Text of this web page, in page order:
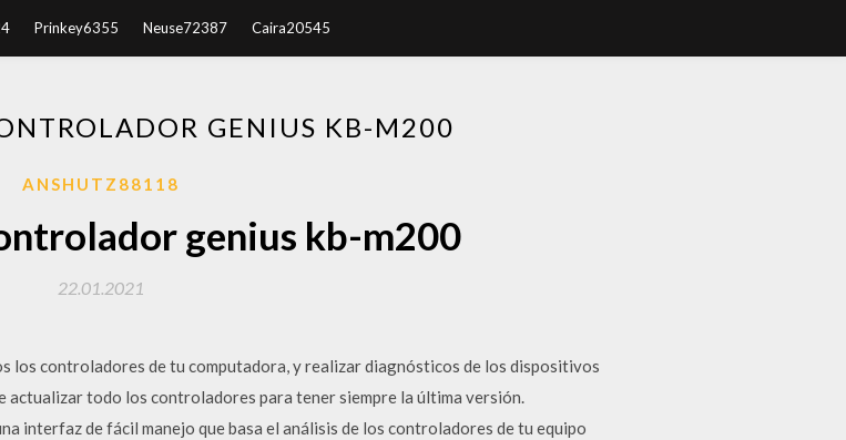
Prinkey6355 Neuse72387 Caira20545
GENIUS KB-M200
ANSHUTZ88118
genius kb-m200
22.01.2021
los controladores de tu computadora, y realizar diagnósticos de los dispositivos
actualizar todo los controladores para tener siempre la última versión.
interfaz de fácil manejo que basa el análisis de los controladores de tu equipo